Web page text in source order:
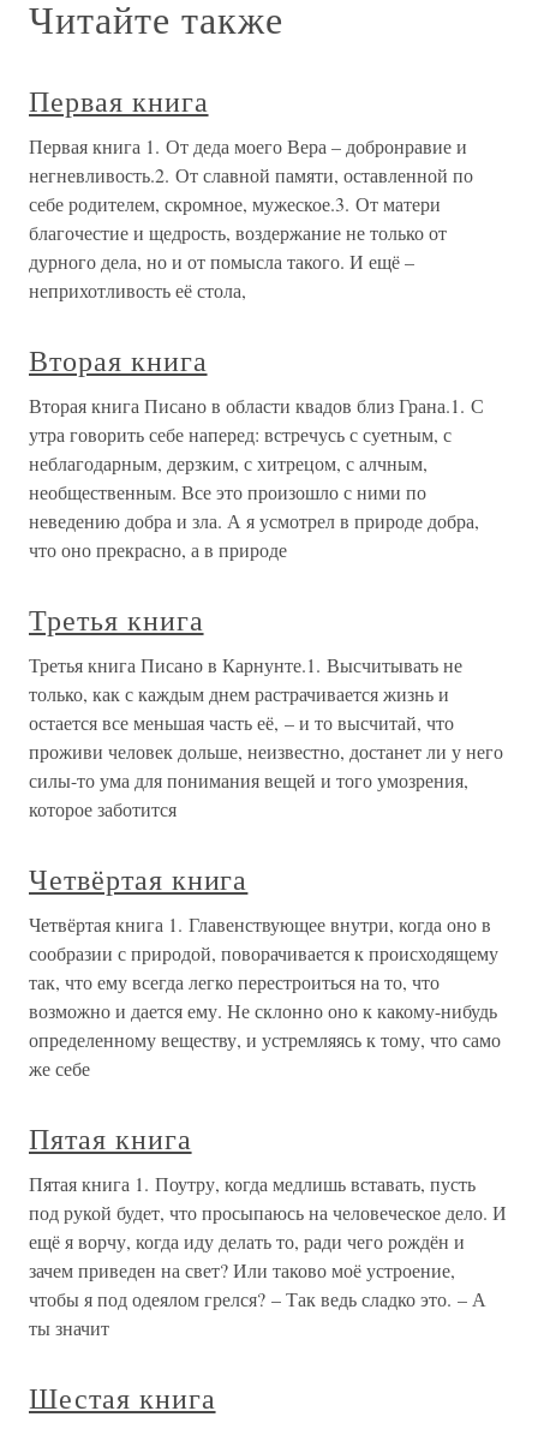
Читайте также
Первая книга
Первая книга 1. От деда моего Вера – добронравие и
негневливость.2. От славной памяти, оставленной по
себе родителем, скромное, мужеское.3. От матери
благочестие и щедрость, воздержание не только от
дурного дела, но и от помысла такого. И ещё –
неприхотливость её стола,
Вторая книга
Вторая книга Писано в области квадов близ Грана.1. С
утра говорить себе наперед: встречусь с суетным, с
неблагодарным, дерзким, с хитрецом, с алчным,
необщественным. Все это произошло с ними по
неведению добра и зла. А я усмотрел в природе добра,
что оно прекрасно, а в природе
Третья книга
Третья книга Писано в Карнунте.1. Высчитывать не
только, как с каждым днем растрачивается жизнь и
остается все меньшая часть её, – и то высчитай, что
проживи человек дольше, неизвестно, достанет ли у него
силы-то ума для понимания вещей и того умозрения,
которое заботится
Четвёртая книга
Четвёртая книга 1. Главенствующее внутри, когда оно в
сообразии с природой, поворачивается к происходящему
так, что ему всегда легко перестроиться на то, что
возможно и дается ему. Не склонно оно к какому-нибудь
определенному веществу, и устремляясь к тому, что само
же себе
Пятая книга
Пятая книга 1. Поутру, когда медлишь вставать, пусть
под рукой будет, что просыпаюсь на человеческое дело. И
ещё я ворчу, когда иду делать то, ради чего рождён и
зачем приведен на свет? Или таково моё устроение,
чтобы я под одеялом грелся? – Так ведь сладко это. – А
ты значит
Шестая книга